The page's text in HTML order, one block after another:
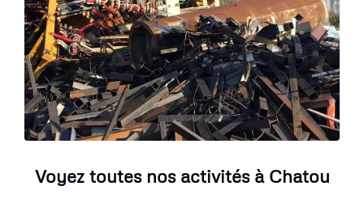
Voyez toutes nos activités à Chatou